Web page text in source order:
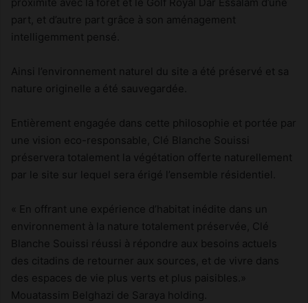
proximité avec la forêt et le Golf Royal Dar Essalam d’une
part, et d’autre part grâce à son aménagement
intelligemment pensé.
Ainsi l’environnement naturel du site a été préservé et sa
nature originelle a été sauvegardée.
Entièrement engagée dans cette philosophie et portée par
une vision eco-responsable, Clé Blanche Souissi
préservera totalement la végétation offerte naturellement
par le site sur lequel sera érigé l’ensemble résidentiel.
« En offrant une expérience d’habitat inédite dans un
environnement à la nature totalement préservée, Clé
Blanche Souissi réussi à répondre aux besoins actuels
des citadins de retourner aux sources, et de vivre dans
des espaces de vie plus verts et plus paisibles.»
Mouatassim Belghazi de Saraya holding.